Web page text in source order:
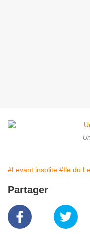
#Levant insolite #Ile du
Partager